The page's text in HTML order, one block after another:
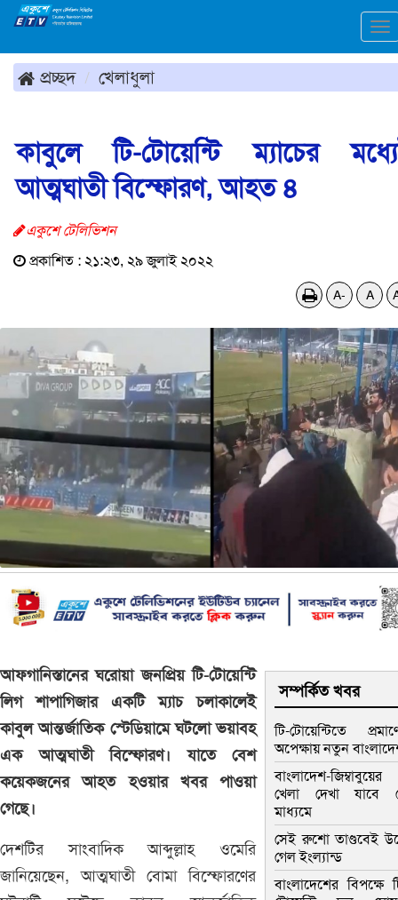
প্রচ্ছদ খেলাধুলা
কাবুলে টি-টোয়েন্টি ম্যাচের
আত্মঘাতী বিস্ফোরণ, আহত ৪
একুশে টেলিভিশন
প্রকাশিত : ২১:২৩, ২৯ জুলাই ২০২২
A- A
সম্পর্কিত খবর
টি-টোয়েন্টিতে
অপেক্ষায় নতুন
বাংলাদেশ-জিম্বাবুয়ের
খেলা দেখা যাবে
মাধ্যমে
সেই রুশো তাণ্ডবেই
গেল ইংল্যান্ড
বাংলাদেশের বিপক্ষে
আফগানিস্তানের ঘরোয়া জনপ্রিয় টি-টোয়েন্টি
লিগ শাপাগিজার একটি ম্যাচ চলাকালেই
কাবুল আন্তর্জাতিক স্টেডিয়ামে ঘটলো ভয়াবহ
এক আত্মঘাতী বিস্ফোরণ। যাতে বেশ
কয়েকজনের আহত হওয়ার খবর পাওয়া
গেছে।
দেশটির সাংবাদিক আব্দুল্লাহ ওমেরি
জানিয়েছেন, আত্মঘাতী বোমা বিস্ফোরণের